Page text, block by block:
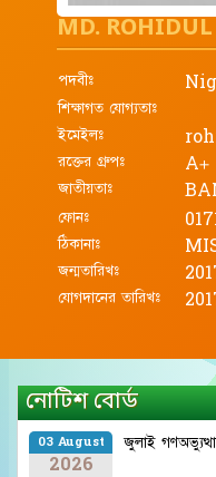
MD.
পদবীঃ
শিক্ষাগত যোগ্যতাঃ
ইমেইলঃ
রক্তের গ্রুপঃ
A+
জাতীয়তাঃ
ফোনঃ
ঠিকানাঃ
জন্মতারিখঃ
যোগদানের তারিখঃ
নোটিশ বোর্ড
03 August
2026
জুলাই